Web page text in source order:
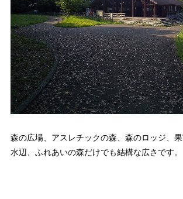
森の広場、アスレチックの森、森のロッジ、
水辺、ふれあいの森だけでも結構な広さです。